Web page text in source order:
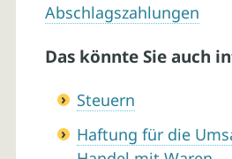
Abschlagszahlungen
Das könnte Sie auch
Steuern
Haftung für die